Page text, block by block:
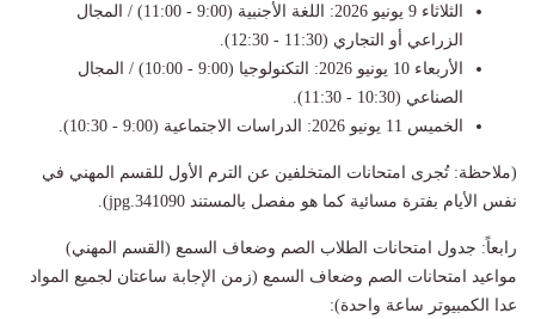
الثلاثاء 9 يونيو 2026: اللغة الأجنبية (9:00 - 11:00) / المجال
الزراعي أو التجاري (11:30 - 12:30).
الأربعاء 10 يونيو 2026: التكنولوجيا (9:00 - 10:00) / المجال
الصناعي (10:30 - 11:30).
الخميس 11 يونيو 2026: الدراسات الاجتماعية (9:00 - 10:30).
(ملاحظة: تُجرى امتحانات المتخلفين عن الترم الأول للقسم المهني في
نفس الأيام بفترة مسائية كما هو مفصل بالمستند 341090.jpg).
رابعاً: جدول امتحانات الطلاب الصم وضعاف السمع (القسم المهني)
مواعيد امتحانات الصم وضعاف السمع (زمن الإجابة ساعتان لجميع المواد
عدا الكمبيوتر ساعة واحدة):